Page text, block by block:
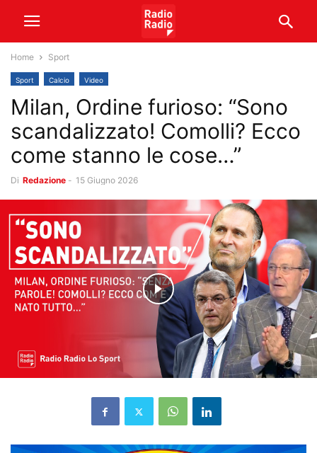
Home Sport
Sport Calcio Video
Milan, Ordine furioso: “Sono
scandalizzato! Comolli? Ecco
come stanno le cose…”
Di Redazione - 15 Giugno 2026